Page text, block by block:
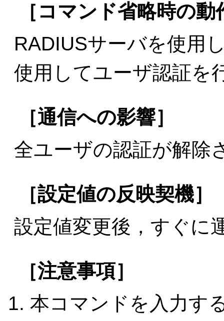
［コマンド省略時の動
RADIUSサーバを使用
使用してユーザ認証を
［通信への影響］
全ユーザの認証が解除
［設定値の反映契機］
設定値変更後，すぐに
［注意事項］
本コマンドを入力す